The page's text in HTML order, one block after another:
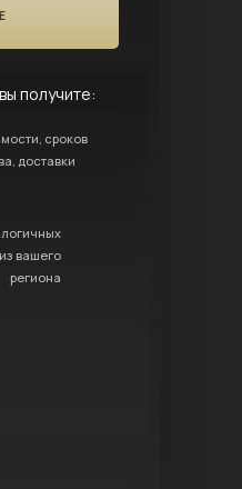
получите:
сроков
доставки
вашего
региона